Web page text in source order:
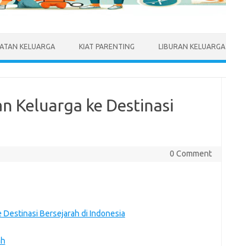
KELUARGA KIAT PARENTING LIBURAN KELUARGA
Keluarga ke Destinasi
0 Comment
Bersejarah di Indonesia